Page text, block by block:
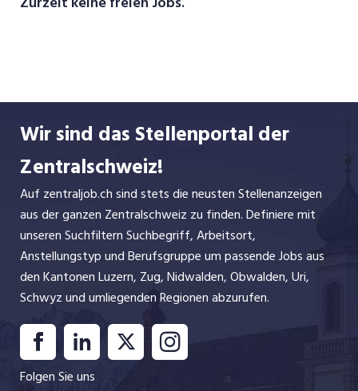
HilalBaldinger
+41 41 368 61 90
E-Mail
Wir sind das Stellenportal der
Zentralschweiz!
Auf zentraljob.ch sind stets die neusten Stellenanzeigen
aus der ganzen Zentralschweiz zu finden. Definiere mit
unseren Suchfiltern Suchbegriff, Arbeitsort,
Anstellungstyp und Berufsgruppe um passende Jobs aus
den Kantonen Luzern, Zug, Nidwalden, Obwalden, Uri,
Schwyz und umliegenden Regionen abzurufen.
Folgen Sie uns